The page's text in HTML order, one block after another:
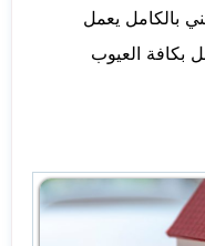
بالكامل يعمل
بكافة العيوب